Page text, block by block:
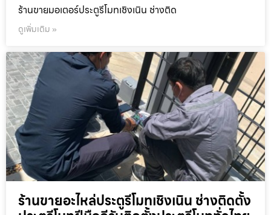
ร้านขายมอเตอร์ประตูรีโมทเชิงเนิน ช่างติด
ดูเพิ่มเติม »
ร้านขายอะไหล่ประตูรีโมทเชิงเนิน ช่างติดตั้ง